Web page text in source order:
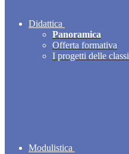
Didattica
Panoramica
Offerta formativa
I progetti delle classi
Modulistica